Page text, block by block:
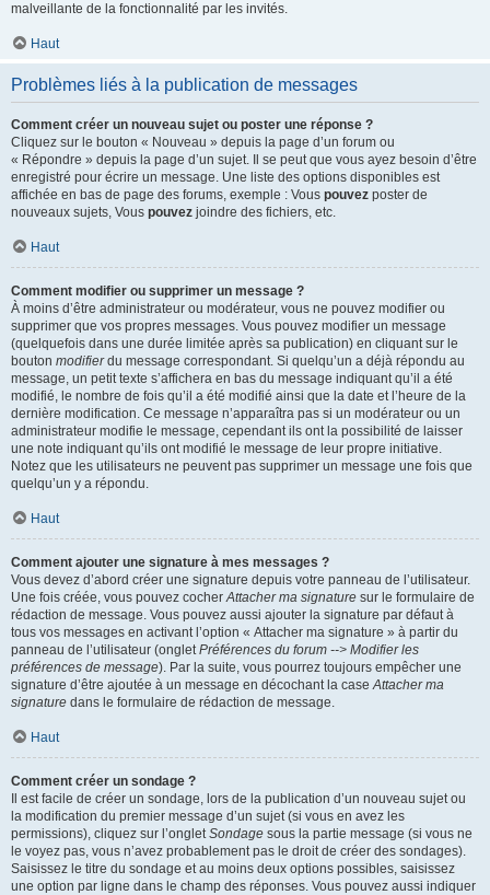
malveillante de la fonctionnalité par les invités.
Haut
Problèmes liés à la publication de messages
Comment créer un nouveau sujet ou poster une réponse ?
Cliquez sur le bouton « Nouveau » depuis la page d’un forum ou
« Répondre » depuis la page d’un sujet. Il se peut que vous ayez besoin d’être
enregistré pour écrire un message. Une liste des options disponibles est
affichée en bas de page des forums, exemple : Vous pouvez poster de
nouveaux sujets, Vous pouvez joindre des fichiers, etc.
Haut
Comment modifier ou supprimer un message ?
À moins d’être administrateur ou modérateur, vous ne pouvez modifier ou
supprimer que vos propres messages. Vous pouvez modifier un message
(quelquefois dans une durée limitée après sa publication) en cliquant sur le
bouton modifierdu message correspondant. Si quelqu’un a déjà répondu au
message, un petit texte s’affichera en bas du message indiquant qu’il a été
modifié, le nombre de fois qu’il a été modifié ainsi que la date et l’heure de la
dernière modification. Ce message n’apparaîtra pas si un modérateur ou un
administrateur modifie le message, cependant ils ont la possibilité de laisser
une note indiquant qu’ils ont modifié le message de leur propre initiative.
Notez que les utilisateurs ne peuvent pas supprimer un message une fois que
quelqu’un y a répondu.
Haut
Comment ajouter une signature à mes messages ?
Vous devez d’abord créer une signature depuis votre panneau de l’utilisateur.
Une fois créée, vous pouvez cocherAttacher ma signature sur le formulaire de
rédaction de message. Vous pouvez aussi ajouter la signature par défaut à
tous vos messages en activant l’option « Attacher ma signature » à partir du
panneau de l’utilisateur (ongletPréférences du forum --> Modifier les
préférences de message). Par la suite, vous pourrez toujours empêcher une
signature d’être ajoutée à un message en décochant la caseAttacher ma
signature dans le formulaire de rédaction de message.
Haut
Comment créer un sondage ?
Il est facile de créer un sondage, lors de la publication d’un nouveau sujet ou
la modification du premier message d’un sujet (si vous en avez les
permissions), cliquez sur l’ongletSondage sous la partie message (si vous ne
le voyez pas, vous n’avez probablement pas le droit de créer des sondages).
Saisissez le titre du sondage et au moins deux options possibles, saisissez
une option par ligne dans le champ des réponses. Vous pouvez aussi indiquer